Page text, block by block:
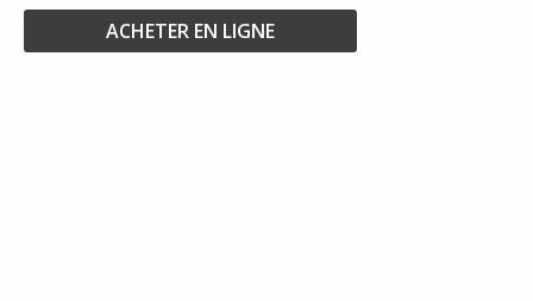
ACHETER EN LIGNE